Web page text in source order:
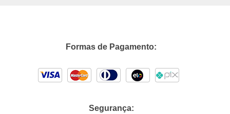
Formas de Pagamento:
Segurança: